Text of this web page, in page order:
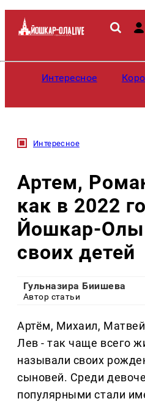
Интересное
Интересное
Артем,
как в 2022
Йошкар-Олы
своих детей
Гульназира Биишева
Автор статьи
Артём, Михаил,
Лев - так чаще всего
называли своих
сыновей. Среди
популярными стали